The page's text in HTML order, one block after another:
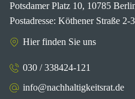
Potsdamer Platz 10, 10785
Postadresse: Köthener Straße
Hier finden Sie uns
030 / 338424-121
info@nachhaltigkeitsrat.de